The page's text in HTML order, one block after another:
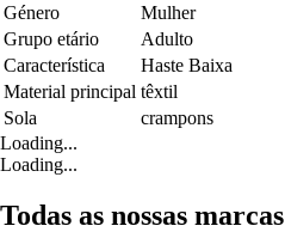
Género
Mulher
Grupo etário
Adulto
Característica
Haste Baixa
Material principal têxtil
Sola
crampons
Loading...
Loading...
Todas as nossas marcas